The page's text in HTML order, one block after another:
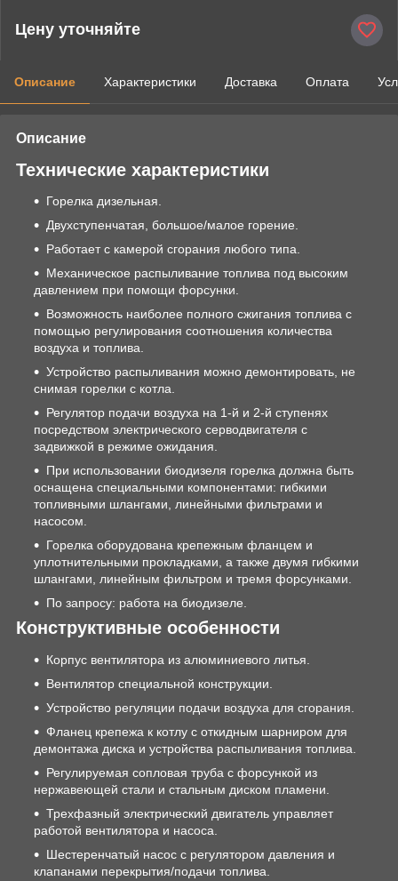
Цену уточняйте
Описание Характеристики Доставка Оплата
Описание
Технические характеристики
Горелка дизельная.
Двухступенчатая, большое/малое горение.
Работает с камерой сгорания любого типа.
Механическое распыливание топлива под высоким
давлением при помощи форсунки.
Возможность наиболее полного сжигания топлива с
помощью регулирования соотношения количества
воздуха и топлива.
Устройство распыливания можно демонтировать, не
снимая горелки с котла.
Регулятор подачи воздуха на 1-й и 2-й ступенях
посредством электрического серводвигателя с
задвижкой в режиме ожидания.
При использовании биодизеля горелка должна быть
оснащена специальными компонентами: гибкими
топливными шлангами, линейными фильтрами и
насосом.
Горелка оборудована крепежным фланцем и
уплотнительными прокладками, а также двумя гибкими
шлангами, линейным фильтром и тремя форсунками.
По запросу: работа на биодизеле.
Конструктивные особенности
Корпус вентилятора из алюминиевого литья.
Вентилятор специальной конструкции.
Устройство регуляции подачи воздуха для сгорания.
Фланец крепежа к котлу с откидным шарниром для
демонтажа диска и устройства распыливания топлива.
Регулируемая сопловая труба с форсункой из
нержавеющей стали и стальным диском пламени.
Трехфазный электрический двигатель управляет
работой вентилятора и насоса.
Шестеренчатый насос с регулятором давления и
клапанами перекрытия/подачи топлива.